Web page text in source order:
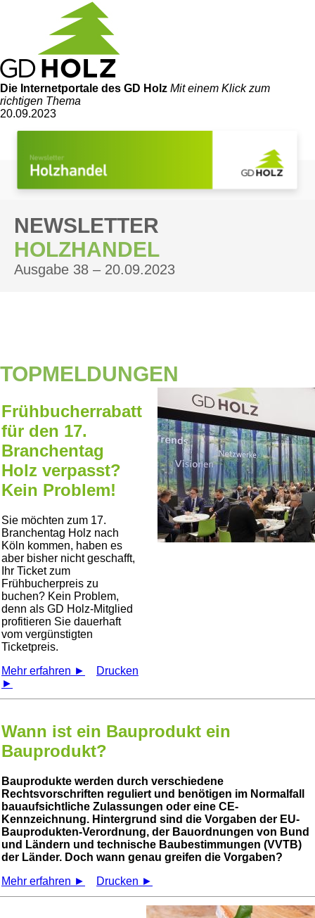
Die Internetportale des GD Holz Mit einem Klick zum
richtigen Thema
20.09.2023
NEWSLETTER
HOLZHANDEL
Ausgabe 38 – 20.09.2023
TOPMELDUNGEN
Frühbucherrabatt
für den 17.
Branchentag
Holz verpasst?
Kein Problem!
Sie möchten zum 17.
Branchentag Holz nach
Köln kommen, haben es
aber bisher nicht geschafft,
Ihr Ticket zum
Frühbucherpreis zu
buchen? Kein Problem,
denn als GD Holz-Mitglied
profitieren Sie dauerhaft
vom vergünstigten
Ticketpreis.
Mehr erfahren ►
Drucken
►
Wann ist ein Bauprodukt ein
Bauprodukt?
Bauprodukte werden durch verschiedene
Rechtsvorschriften reguliert und benötigen im Normalfall
bauaufsichtliche Zulassungen oder eine CE-
Kennzeichnung. Hintergrund sind die Vorgaben der EU-
Bauprodukten-Verordnung, der Bauordnungen von Bund
und Ländern und technische Baubestimmungen (VVTB)
der Länder. Doch wann genau greifen die Vorgaben?
Mehr erfahren ►
Drucken ►